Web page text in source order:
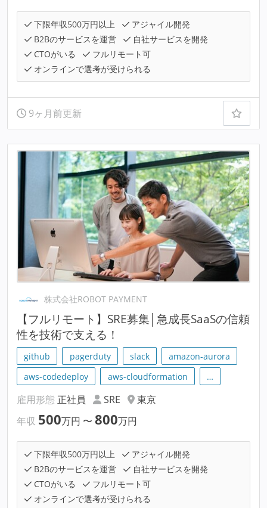
下限年収500万円以上
アジャイル開発
B2Bのサービスを運営
自社サービスを開発
CTOがいる
フルリモート可
オンラインで選考が受けられる
9ヶ月前更新
株式会社ROBOT PAYMENT
【フルリモート】SRE募集│急成長SaaSの信頼
性を技術で支える！
github pagerduty slack
amazon-aurora
aws-codedeploy
aws-cloudformation …
雇用形態 正社員 SRE
東京
年収 500万円 〜 800万円
下限年収500万円以上
アジャイル開発
B2Bのサービスを運営
自社サービスを開発
CTOがいる
フルリモート可
オンラインで選考が受けられる